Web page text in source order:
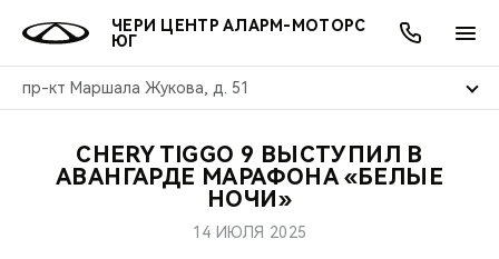
ЧЕРИ ЦЕНТР АЛАРМ-МОТОРС
ЮГ
пр-кт Маршала Жукова, д. 51
МОДЕЛИ
ПОКУПАТЕЛЯМ
ВЛАДЕЛЬЦАМ
МИР CHERY
АКЦИИ
ОНЛАЙН СЕРВИСЫ
О КОМПАНИИ
CHERY TIGGO 9 ВЫСТУПИЛ В
АВАНГАРДЕ МАРАФОНА «БЕЛЫЕ
НОЧИ»
14 ИЮЛЯ 2025